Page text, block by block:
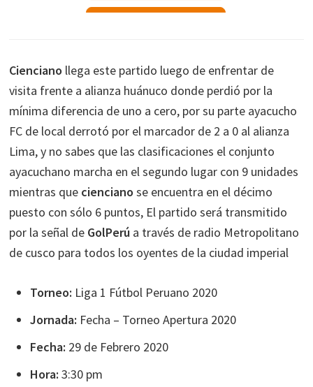
Cienciano llega este partido luego de enfrentar de
visita frente a alianza huánuco donde perdió por la
mínima diferencia de uno a cero, por su parte ayacucho
FC de local derrotó por el marcador de 2 a 0 al alianza
Lima, y no sabes que las clasificaciones el conjunto
ayacuchano marcha en el segundo lugar con 9 unidades
mientras que cienciano se encuentra en el décimo
puesto con sólo 6 puntos, El partido será transmitido
por la señal de GolPerú a través de radio Metropolitano
de cusco para todos los oyentes de la ciudad imperial
Torneo: Liga 1 Fútbol Peruano 2020
Jornada: Fecha – Torneo Apertura 2020
Fecha: 29 de Febrero 2020
Hora: 3:30 pm